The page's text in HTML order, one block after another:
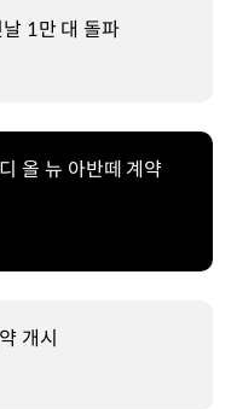
날 1만 대 돌파
올 뉴 아반떼 계약
개시